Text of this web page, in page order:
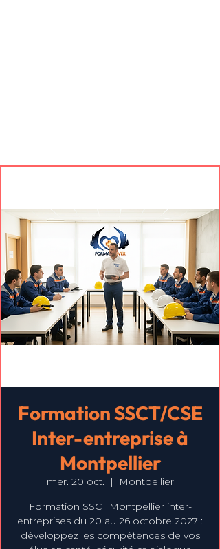
Formation SSCT/CSE
Inter-entreprise à
Montpellier
mer. 20 oct.
  |
Montpellier
Formation SSCT Montpellier inter-
entreprises du 20 au 26 octobre 2027 :
développez les compétences de vos